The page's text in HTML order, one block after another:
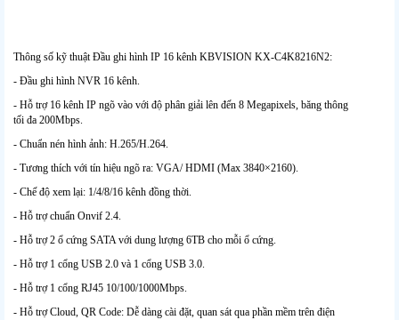
Thông số kỹ thuật Đầu ghi hình IP 16 kênh KBVISION KX-C4K8216N2:
- Đầu ghi hình NVR 16 kênh.
- Hỗ trợ 16 kênh IP ngõ vào với độ phân giải lên đến 8 Megapixels, băng thông
tối đa 200Mbps.
- Chuẩn nén hình ảnh: H.265/H.264.
- Tương thích với tín hiệu ngõ ra: VGA/ HDMI (Max 3840×2160).
- Chế độ xem lại: 1/4/8/16 kênh đồng thời.
- Hỗ trợ chuẩn Onvif 2.4.
- Hỗ trợ 2 ổ cứng SATA với dung lượng 6TB cho mỗi ổ cứng.
- Hỗ trợ 1 cổng USB 2.0 và 1 cổng USB 3.0.
- Hỗ trợ 1 cổng RJ45 10/100/1000Mbps.
- Hỗ trợ Cloud, QR Code: Dễ dàng cài đặt, quan sát qua phần mềm trên điện